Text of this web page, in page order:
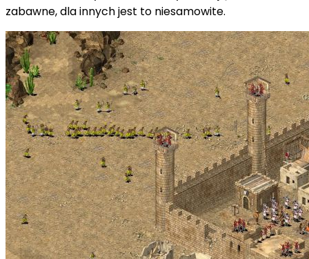
zabawne, dla innych jest to niesamowite.